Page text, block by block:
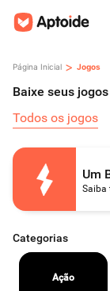
Página Inicial > Jogos
Baixe seus
Todos os jogos
Categorias
Ação